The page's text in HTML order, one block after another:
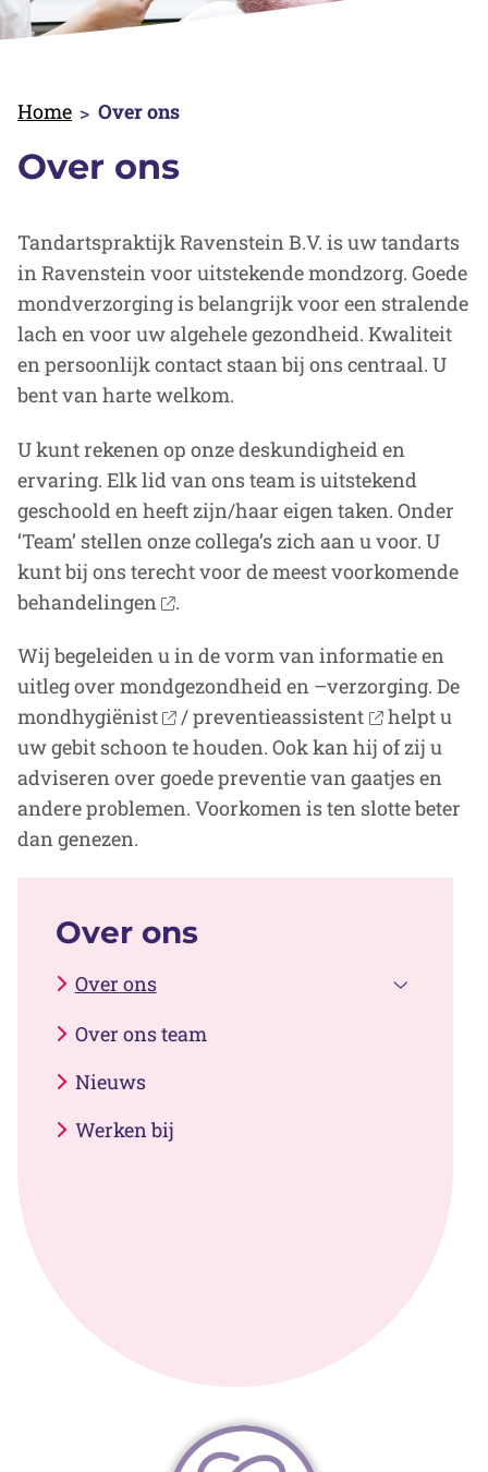
Home Over ons
Over ons
Tandartspraktijk Ravenstein B.V. is uw tandarts
in Ravenstein voor uitstekende mondzorg. Goede
mondverzorging is belangrijk voor een stralende
lach en voor uw algehele gezondheid. Kwaliteit
en persoonlijk contact staan bij ons centraal. U
bent van harte welkom.
U kunt rekenen op onze deskundigheid en
ervaring. Elk lid van ons team is uitstekend
geschoold en heeft zijn/haar eigen taken. Onder
‘Team’ stellen onze collega’s zich aan u voor. U
kunt bij ons terecht voor de meest voorkomende
behandelingen
.
Wij begeleiden u in de vorm van informatie en
uitleg over mondgezondheid en –verzorging. De
mondhygiënist
/ preventieassistent
helpt u
uw gebit schoon te houden. Ook kan hij of zij u
adviseren over goede preventie van gaatjes en
andere problemen. Voorkomen is ten slotte beter
dan genezen.
Over ons
Over ons
Over ons team
Nieuws
Werken bij